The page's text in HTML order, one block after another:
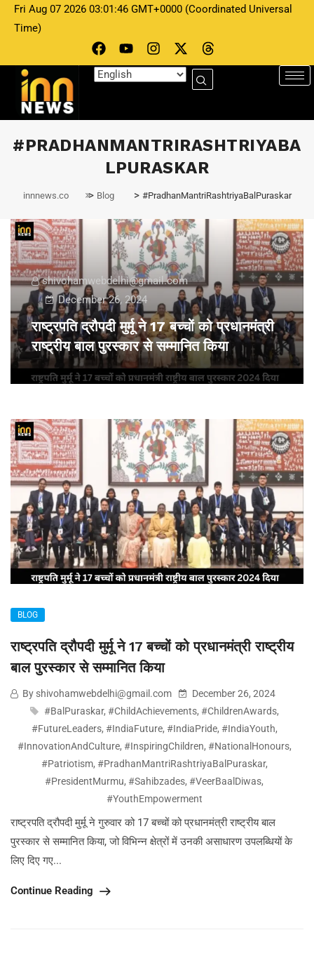
Fri Aug 07 2026 03:01:46 GMT+0000 (Coordinated Universal
Time)
#PRADHANMANTRIRASHTRIYABA
LPURASKAR
innnews.co > Blog > #PradhanMantriRashtriyaBalPuraskar
shivohamwebdelhi@gmail.com
December 26, 2024
राष्ट्रपति द्रौपदी मुर्मू ने 17 बच्चों को प्रधानमंत्री
राष्ट्रीय बाल पुरस्कार से सम्मानित किया
BLOG
राष्ट्रपति द्रौपदी मुर्मू ने 17 बच्चों को प्रधानमंत्री राष्ट्रीय
बाल पुरस्कार से सम्मानित किया
By shivohamwebdelhi@gmail.com
December 26, 2024
#BalPuraskar, #ChildAchievements, #ChildrenAwards,
#FutureLeaders, #IndiaFuture, #IndiaPride, #IndiaYouth,
#InnovationAndCulture, #InspiringChildren, #NationalHonours,
#Patriotism, #PradhanMantriRashtriyaBalPuraskar,
#PresidentMurmu, #Sahibzades, #VeerBaalDiwas,
#YouthEmpowerment
राष्ट्रपति द्रौपदी मुर्मू ने गुरुवार को 17 बच्चों को प्रधानमंत्री राष्ट्रीय बाल
पुरस्कार से सम्मानित किया, जो विभिन्न क्षेत्रों में उनकी असाधारण उपलब्धियों के
लिए दिए गए...
Continue Reading